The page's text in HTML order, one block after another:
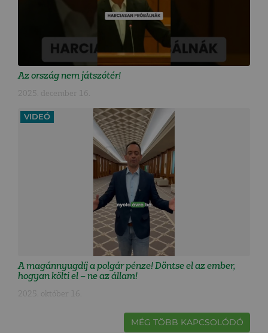
Az ország nem játszótér!
2025. december 16.
VIDEÓ
A magánnyugdíj a polgár pénze! Döntse el az ember,
hogyan költi el – ne az állam!
2025. október 16.
MÉG TÖBB KAPCSOLÓDÓ